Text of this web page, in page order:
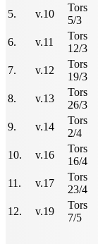
5.
v.10
Tors
5/3
6.
v.11
Tors
12/3
7.
v.12
Tors
19/3
8.
v.13
Tors
26/3
9.
v.14
Tors
2/4
10.
v.16
Tors
16/4
11.
v.17
Tors
23/4
12.
v.19
Tors
7/5